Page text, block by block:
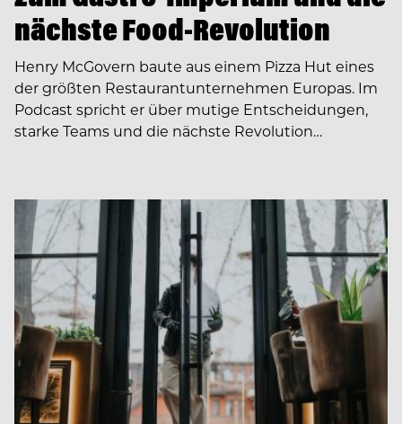
nächste Food-Revolution
Henry McGovern baute aus einem Pizza Hut eines
der größten Restaurantunternehmen Europas. Im
Podcast spricht er über mutige Entscheidungen,
starke Teams und die nächste Revolution…